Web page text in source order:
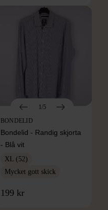
1/5
BONDELID
Bondelid - Randig skjorta
- Blå vit
XL (52)
Mycket gott skick
199 kr